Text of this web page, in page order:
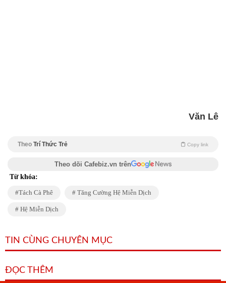
Văn Lê
Theo Trí Thức Trẻ Copy link
Theo dõi Cafebiz.vn trên
Từ khóa:
Tách Cà Phê Tăng Cường Hệ Miễn Dịch
Hệ Miễn Dịch
TIN CÙNG CHUYÊN MỤC
ĐỌC THÊM